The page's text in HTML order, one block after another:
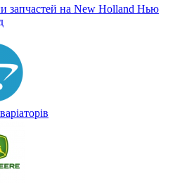
запчастей на New Holland Нью